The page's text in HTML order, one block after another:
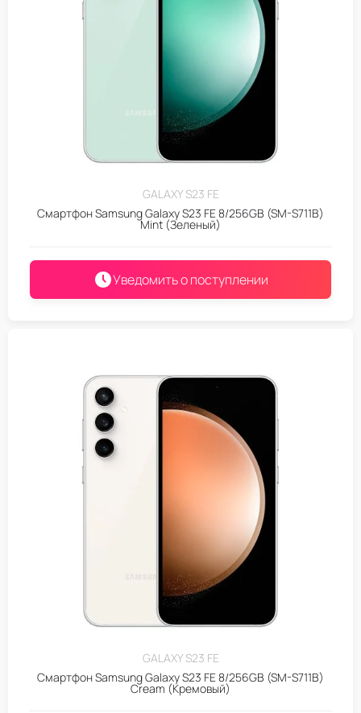
GALAXY S23 FE
Смартфон Samsung Galaxy S23 FE 8/256GB (SM-S711B)
Mint (Зеленый)
Уведомить о поступлении
GALAXY S23 FE
Смартфон Samsung Galaxy S23 FE 8/256GB (SM-S711B)
Cream (Кремовый)